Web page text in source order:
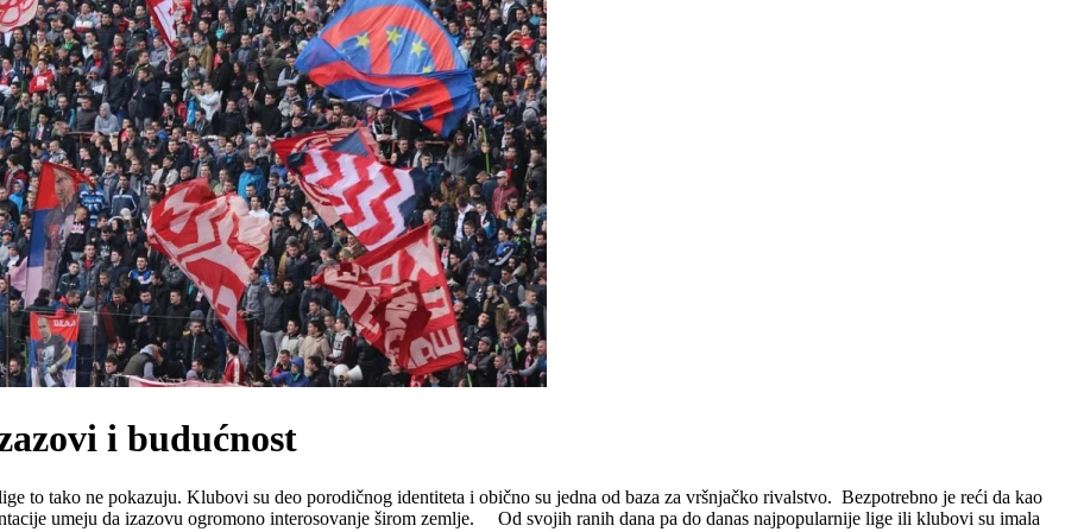
i budućnost
to tako ne pokazuju. Klubovi su deo porodičnog identiteta i obično su jedna od baza za vršnjačko rivalstvo. Bezpotrebno je reći da kao
umeju da izazovu ogromono interosovanje širom zemlje. Od svojih ranih dana pa do danas najpopularnije lige ili klubovi su imala